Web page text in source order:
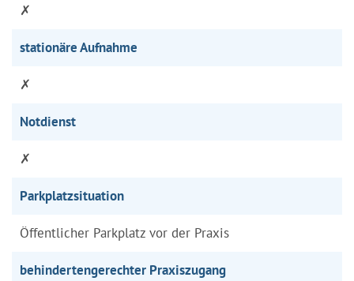
✗
stationäre Aufnahme
✗
Notdienst
✗
Parkplatzsituation
Öffentlicher Parkplatz vor der Praxis
behindertengerechter Praxiszugang